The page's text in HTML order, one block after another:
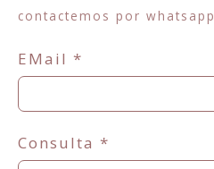
contactemos por whatsapp
EMail *
Consulta *